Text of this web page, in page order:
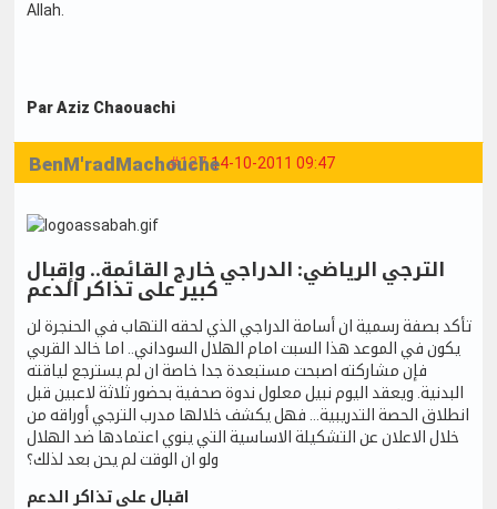
Allah.
Par Aziz Chaouachi
#127 14-10-2011 09:47
BenM'radMachouche
الترجي الرياضي: الدراجي خارج القائمة.. وإقبال
كبير على تذاكر الدعم
تأكد بصفة رسمية ان أسامة الدراجي الذي لحقه التهاب في الحنجرة لن
يكون في الموعد هذا السبت امام الهلال السوداني.. اما خالد القربي
فإن مشاركته اصبحت مستبعدة جدا خاصة ان لم يسترجع لياقته
البدنية. ويعقد اليوم نبيل معلول ندوة صحفية بحضور ثلاثة لاعبين قبل
انطلاق الحصة التدريبية... فهل يكشف خلالها مدرب الترجي أوراقه من
خلال الاعلان عن التشكيلة الاساسية التي ينوي اعتمادها ضد الهلال
ولو ان الوقت لم يحن بعد لذلك؟
اقبال على تذاكر الدعم